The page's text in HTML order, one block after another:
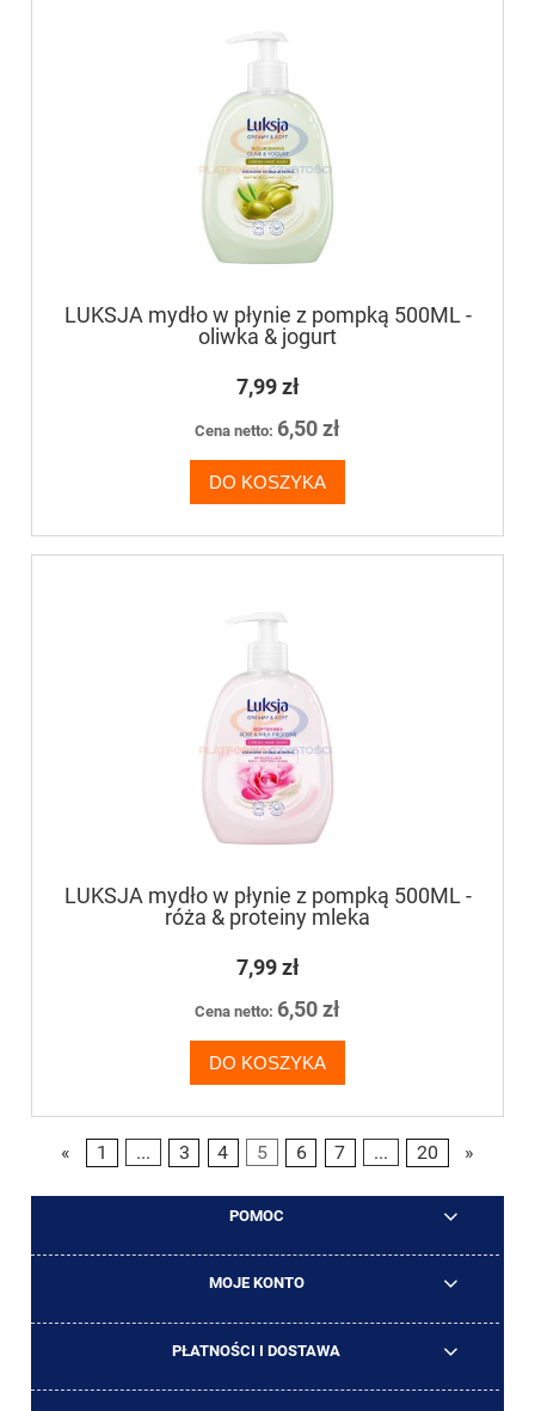
LUKSJA mydło w płynie z pompką 500ML -
oliwka & jogurt
7,99 zł
Cena netto: 6,50 zł
DO KOSZYKA
LUKSJA mydło w płynie z pompką 500ML -
róża & proteiny mleka
7,99 zł
Cena netto: 6,50 zł
DO KOSZYKA
« 1 ... 3 4 5 6 7 ... 20 »
POMOC
MOJE KONTO
PŁATNOŚCI I DOSTAWA